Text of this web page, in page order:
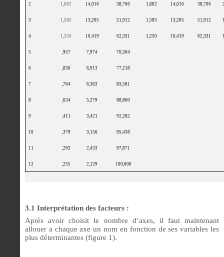
2 1,682 14,016 38,706 1,682 14,016 38,706
3 1,585 13,205 51,912 1,585 13,205 51,912
4 1,250 10,419 62,331 1,250 10,419 62,331
5 ,957 7,974 70,304
6 ,830 6,913 77,218
7 ,764 6,363 83,581
8 ,634 5,279 88,860
9 ,411 3,421 92,282
10 ,379 3,156 95,438
11 ,292 2,433 97,871
12 ,255 2,129 100,000
3.1 Interprétation des facteurs :
Après avoir choisit le nombre d’axes, il faut maintenant
allouer a chaque axe un nom en fonction de ses variables les
plus déterminantes (figure 1).